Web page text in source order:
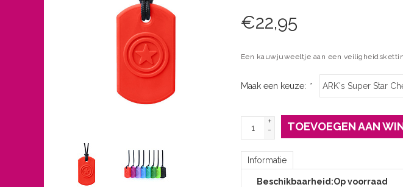
€22,95
Een kauwjuweeltje aan een
Maak een keuze: *
+
-
TOEVOEGEN AAN
Informatie
Beschikbaarheid:Op voorraad